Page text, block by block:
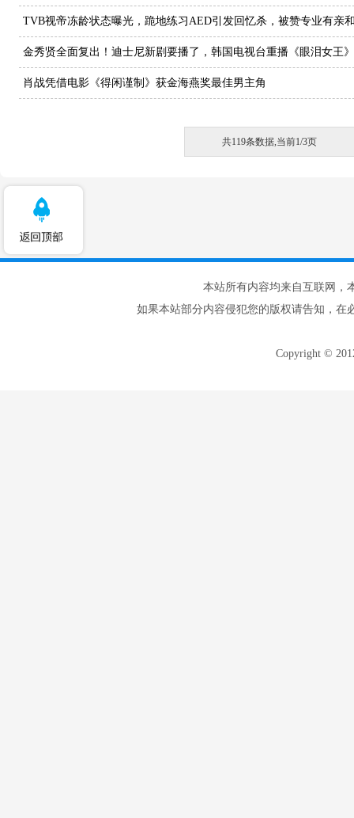
TVB视帝冻龄状态曝光，跪地练习AED引发回忆杀，被赞专业有亲
金秀贤全面复出！迪士尼新剧要播了，韩国电视台重播《眼泪女王》
肖战凭借电影《得闲谨制》获金海燕奖最佳男主角
共119条数据,当前1/3页
本站所有内容均来自互联网，
如果本站部分内容侵犯您的版权请告知，在
Copyright ©